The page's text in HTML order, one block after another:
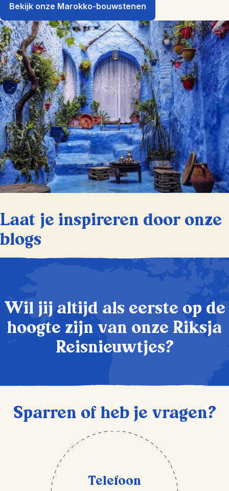
Bekijk onze Marokko-bouwstenen
Laat je inspireren door onze
blogs
Wil jij altijd als eerste op de
hoogte zijn van onze Riksja
Reisnieuwtjes?
Sparren of heb je vragen?
Telefoon